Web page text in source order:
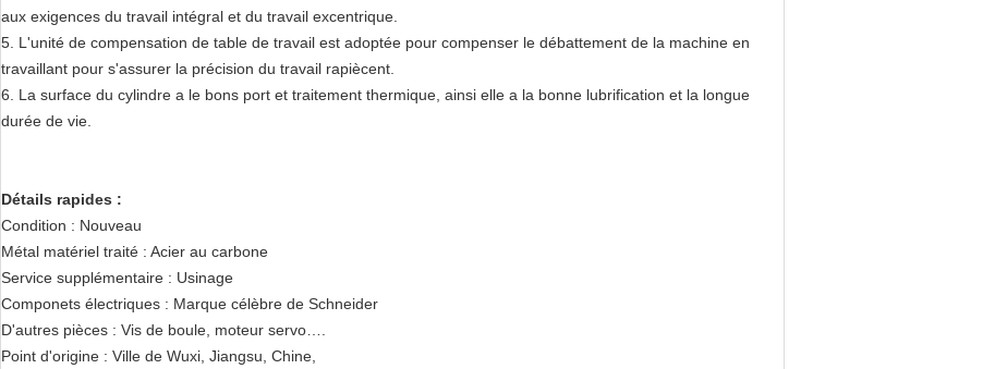
aux exigences du travail intégral et du travail excentrique.
5. L'unité de compensation de table de travail est adoptée pour compenser le débattement de la machine en
travaillant pour s'assurer la précision du travail rapiècent.
6. La surface du cylindre a le bons port et traitement thermique, ainsi elle a la bonne lubrification et la longue
durée de vie.
Détails rapides :
Condition : Nouveau
Métal matériel traité : Acier au carbone
Service supplémentaire : Usinage
Componets électriques : Marque célèbre de Schneider
D'autres pièces : Vis de boule, moteur servo….
Point d'origine : Ville de Wuxi, Jiangsu, Chine,